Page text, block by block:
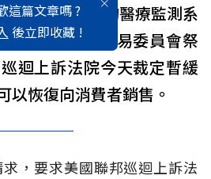
這篇文章嗎 ?
後立即收藏 !
版智慧型手錶的醫療監測系
遭美國國際貿易委員會祭
迴上訴法院今天裁定暫緩
以恢復向消費者銷售。
，要求美國聯邦巡迴上訴法